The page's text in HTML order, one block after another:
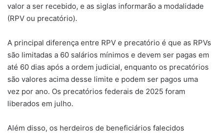
valor a ser recebido, e as siglas informarão a modalidade
(RPV ou precatório).
A principal diferença entre RPV e precatório é que as RPVs
são limitadas a 60 salários mínimos e devem ser pagas em
até 60 dias após a ordem judicial, enquanto os precatórios
são valores acima desse limite e podem ser pagos uma
vez por ano. Os precatórios federais de 2025 foram
liberados em julho.
Além disso, os herdeiros de beneficiários falecidos